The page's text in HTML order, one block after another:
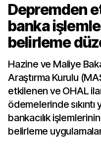
Depremden
banka
belirleme
Hazine ve Maliye
Araştırma Kurulu
etkilenen ve OHAL
ödemelerinde
bankacılık
belirleme